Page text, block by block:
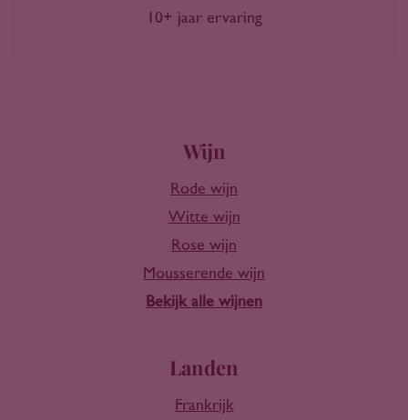
10+ jaar ervaring
Wijn
Rode wijn
Witte wijn
Rose wijn
Mousserende wijn
Bekijk alle wijnen
Landen
Frankrijk